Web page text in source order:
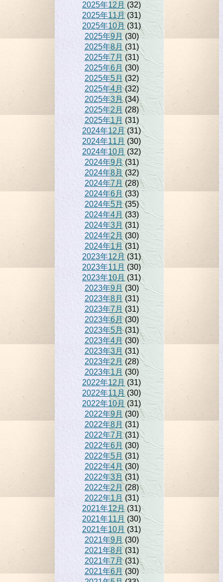
2025年12月(32)
2025年11月(31)
2025年10月 (31)
2025年9月(30)
2025年8月 (31)
2025年7月 (31)
2025年6月 (30)
2025年5月 (32)
2025年4月(32)
2025年3月(34)
2025年2月 (28)
2025年1月 (31)
2024年12月 (31)
2024年11月 (30)
2024年10月 (32)
2024年9月(31)
2024年8月(32)
2024年7月 (28)
2024年6月(33)
2024年5月(35)
2024年4月 (33)
2024年3月 (31)
2024年2月(30)
2024年1月(31)
2023年12月 (31)
2023年11月 (30)
2023年10月 (31)
2023年9月 (30)
2023年8月 (31)
2023年7月 (31)
2023年6月(30)
2023年5月(31)
2023年4月 (30)
2023年3月 (31)
2023年2月 (28)
2023年1月 (30)
2022年12月 (31)
2022年11月(30)
2022年10月 (31)
2022年9月 (30)
2022年8月 (31)
2022年7月(31)
2022年6月 (30)
2022年5月 (31)
2022年4月(30)
2022年3月(31)
2022年2月 (28)
2022年1月(31)
2021年12月 (31)
2021年11月 (30)
2021年10月 (31)
2021年9月(30)
2021年8月(31)
2021年7月(31)
2021年6月(30)